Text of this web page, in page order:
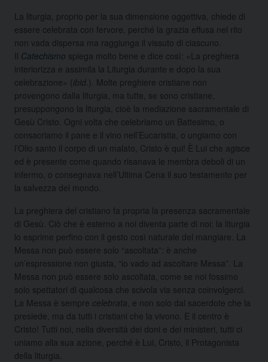
La liturgia, proprio per la sua dimensione oggettiva, chiede di
essere celebrata con fervore, perché la grazia effusa nel rito
non vada dispersa ma raggiunga il vissuto di ciascuno.
Il Catechismo spiega molto bene e dice così: «La preghiera
interiorizza e assimila la Liturgia durante e dopo la sua
celebrazione» (ibid. ). Molte preghiere cristiane non
provengono dalla liturgia, ma tutte, se sono cristiane,
presuppongono la liturgia, cioè la mediazione sacramentale di
Gesù Cristo. Ogni volta che celebriamo un Battesimo, o
consacriamo il pane e il vino nell’Eucaristia, o ungiamo con
l’Olio santo il corpo di un malato, Cristo è qui! È Lui che agisce
ed è presente come quando risanava le membra deboli di un
infermo, o consegnava nell’Ultima Cena il suo testamento per
la salvezza del mondo.
La preghiera del cristiano fa propria la presenza sacramentale
di Gesù. Ciò che è esterno a noi diventa parte di noi: la liturgia
lo esprime perfino con il gesto così naturale del mangiare. La
Messa non può essere solo “ascoltata”: è anche
un’espressione non giusta, “io vado ad ascoltare Messa”. La
Messa non può essere solo ascoltata, come se noi fossimo
solo spettatori di qualcosa che scivola via senza coinvolgerci.
La Messa è sempre celebrata , e non solo dal sacerdote che la
presiede, ma da tutti i cristiani che la vivono. E il centro è
Cristo! Tutti noi, nella diversità dei doni e dei ministeri, tutti ci
uniamo alla sua azione, perché è Lui, Cristo, il Protagonista
della liturgia.